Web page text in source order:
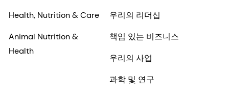
Health, Nutrition & Care
Animal Nutrition &
Health
우리의 리더십
책임 있는 비즈니스
우리의 사업
과학 및 연구